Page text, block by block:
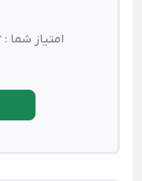
امتیاز شما :